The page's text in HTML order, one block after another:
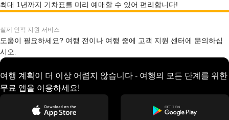
최대 1년까지 기차표를 미리 예매할 수 있어 편리합니다!
실제 인적 지원 서비스
도움이 필요하세요? 여행 전이나 여행 중에 고객 지원 센터에 문의하십
시오.
여행 계획이 더 이상 어렵지 않습니다 - 여행의 모든 단계를 위한
무료 앱을 이용하세요!